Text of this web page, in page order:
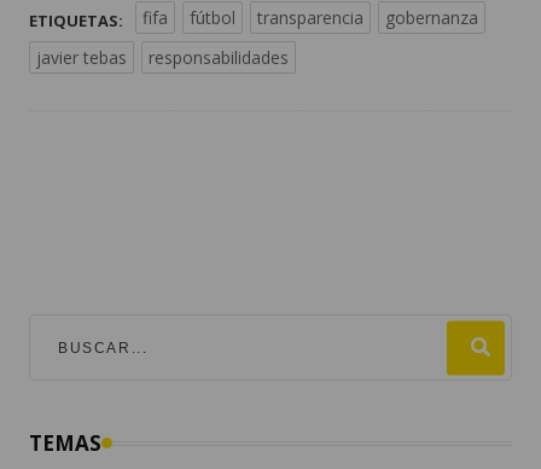
ETIQUETAS: fifa fútbol transparencia
gobernanza
javier tebas
responsabilidades
mundial 2026